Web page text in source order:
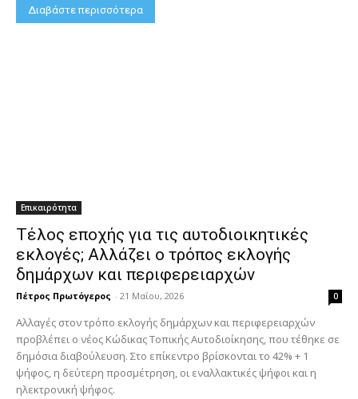
Διαβάστε περισσότερα
Επικαιρότητα
Τέλος εποχής για τις αυτοδιοικητικές
εκλογές; Αλλάζει ο τρόπος εκλογής
δημάρχων και περιφερειαρχών
Πέτρος Πρωτόγερος - 21 Μαΐου, 2026 0
Αλλαγές στον τρόπο εκλογής δημάρχων και περιφερειαρχών
προβλέπει ο νέος Κώδικας Τοπικής Αυτοδιοίκησης, που τέθηκε σε
δημόσια διαβούλευση. Στο επίκεντρο βρίσκονται το 42% + 1
ψήφος, η δεύτερη προσμέτρηση, οι εναλλακτικές ψήφοι και η
ηλεκτρονική ψήφος.